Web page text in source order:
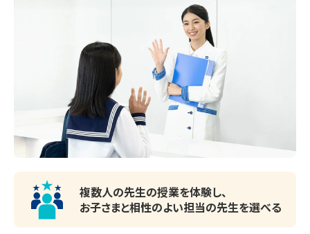
開放的な受付カウンター。ご質問・ご相談など、ど
んな小さなことでもお気軽にお声かけください
🌸合格実績はこちら🌸（2026年4月入学生）
〇大学受験〇
・早稲田大学創造理工学部
・東京理科大学工学部
・明治大学政治経済学部
・明治大学商学部
・明治大学農学部
複数人の先生の授業を体験し、
お子さまと相性のよい担当の先生を選べる